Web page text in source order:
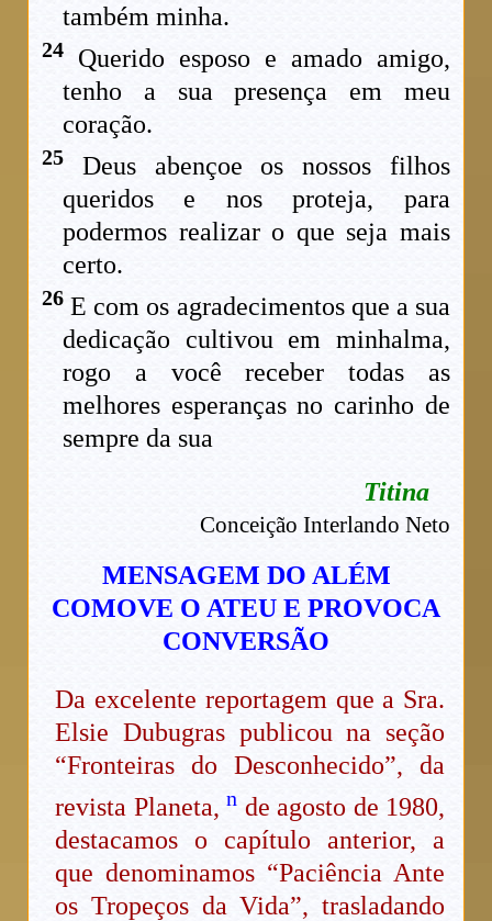
também minha.
24 Querido esposo e amado amigo,
tenho a sua presença em meu
coração.
25 Deus abençoe os nossos filhos
queridos e nos proteja, para
podermos realizar o que seja mais
certo.
26 E com os agradecimentos que a sua
dedicação cultivou em minhalma,
rogo a você receber todas as
melhores esperanças no carinho de
sempre da sua
Titina
Conceição Interlando Neto
MENSAGEM DO ALÉM
COMOVE O ATEU E PROVOCA
CONVERSÃO
Da excelente reportagem que a Sra.
Elsie Dubugras publicou na seção
“Fronteiras do Desconhecido”, da
revista Planeta, n de agosto de 1980,
destacamos o capítulo anterior, a
que denominamos “Paciência Ante
os Tropeços da Vida”, trasladando